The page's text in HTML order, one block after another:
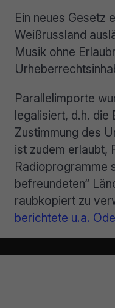
Ein neues Gesetz
Weißrussland
Musik ohne
Parallelimporte
legalisiert, d.h. die
Zustimmung des
ist zudem erlaubt,
Radioprogramme
befreundeten“
raubkopiert zu
berichtete u.a.